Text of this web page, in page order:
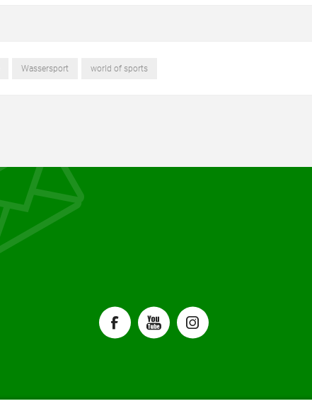
Wassersport world of sports